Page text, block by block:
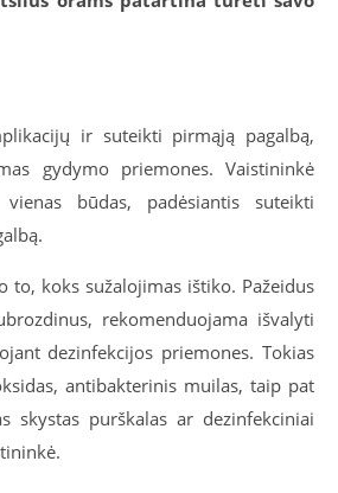
ir suteikti pirmąją pagalbą,
gydymo priemones. Vaistininkė
būdas, padėsiantis suteikti
to, koks sužalojimas ištiko. Pažeidus
rekomenduojama išvalyti
dezinfekcijos priemones. Tokias
antibakterinis muilas, taip pat
skystas purškalas ar dezinfekciniai